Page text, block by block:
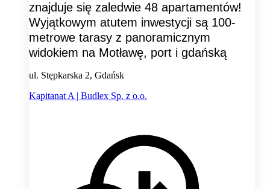
znajduje się zaledwie 48 apartamentów!
Wyjątkowym atutem inwestycji są 100-
metrowe tarasy z panoramicznym
widokiem na Motławę, port i gdańską
ul. Stępkarska 2, Gdańsk
Kapitanat A | Budlex Sp. z o.o.